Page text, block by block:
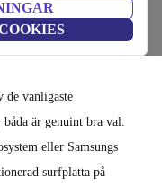
rekonditionerad
de vanligaste
är genuint bra val.
eller Samsungs
surfplatta på